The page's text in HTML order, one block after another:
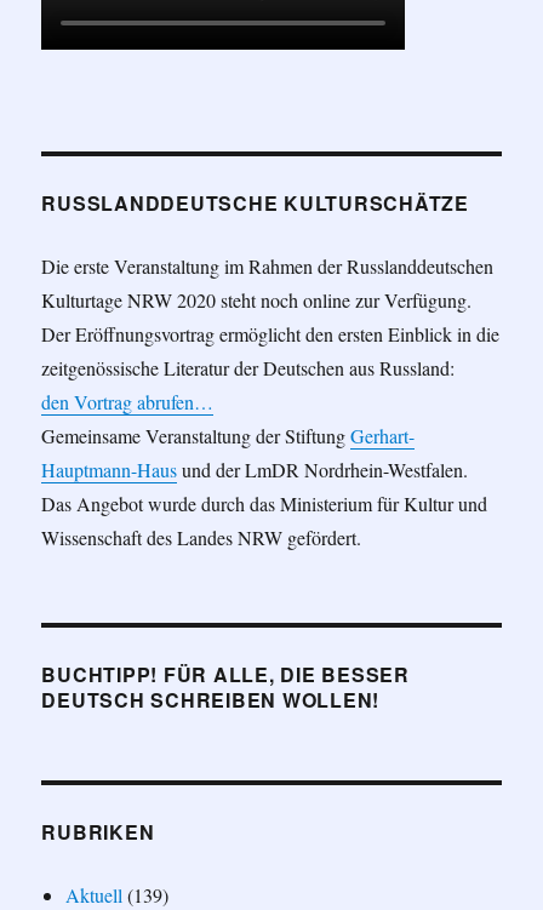
RUSSLANDDEUTSCHE KULTURSCHÄTZE
Die erste Veranstaltung im Rahmen der Russlanddeutschen
Kulturtage NRW 2020 steht noch online zur Verfügung.
Der Eröffnungsvortrag ermöglicht den ersten Einblick in die
zeitgenössische Literatur der Deutschen aus Russland:
den Vortrag abrufen…
Gemeinsame Veranstaltung der StiftungGerhart-
Hauptmann-Hausund der LmDR Nordrhein-Westfalen.
Das Angebot wurde durch das Ministerium für Kultur und
Wissenschaft des Landes NRW gefördert.
BUCHTIPP! FÜR ALLE, DIE BESSER
DEUTSCH SCHREIBEN WOLLEN!
RUBRIKEN
Aktuell (139)